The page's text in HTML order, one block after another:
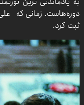
دوره‌هاست. زمانی که علی
ثبت کرد.